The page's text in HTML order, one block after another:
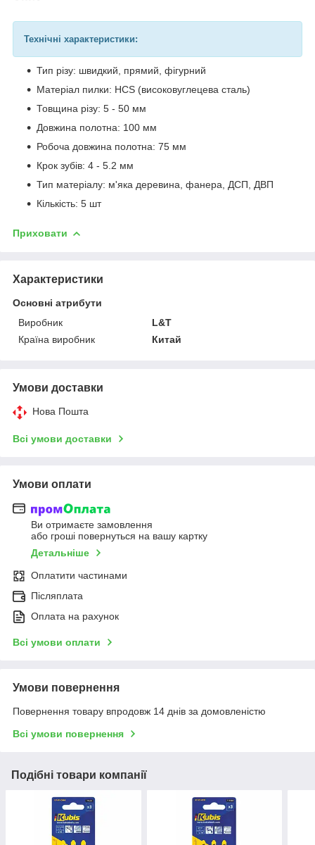
Технічні характеристики:
Тип різу: швидкий, прямий, фігурний
Матеріал пилки: HCS (високовуглецева сталь)
Товщина різу: 5 - 50 мм
Довжина полотна: 100 мм
Робоча довжина полотна: 75 мм
Крок зубів: 4 - 5.2 мм
Тип матеріалу: м'яка деревина, фанера, ДСП, ДВП
Кількість: 5 шт
Приховати
Характеристики
Основні атрибути
Виробник
L&T
Країна виробник
Китай
Умови доставки
Нова Пошта
Всі умови доставки
Умови оплати
Ви отримаєте замовлення
або гроші повернуться на вашу картку
Детальніше
Оплатити частинами
Післяплата
Оплата на рахунок
Всі умови оплати
Умови повернення
Повернення товару впродовж 14 днів за домовленістю
Всі умови повернення
Подібні товари компанії